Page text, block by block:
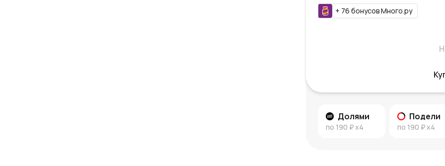
+ 76 бонусовМного.ру
Долями
по 190 ₽x4
Подели
по 190 ₽x4